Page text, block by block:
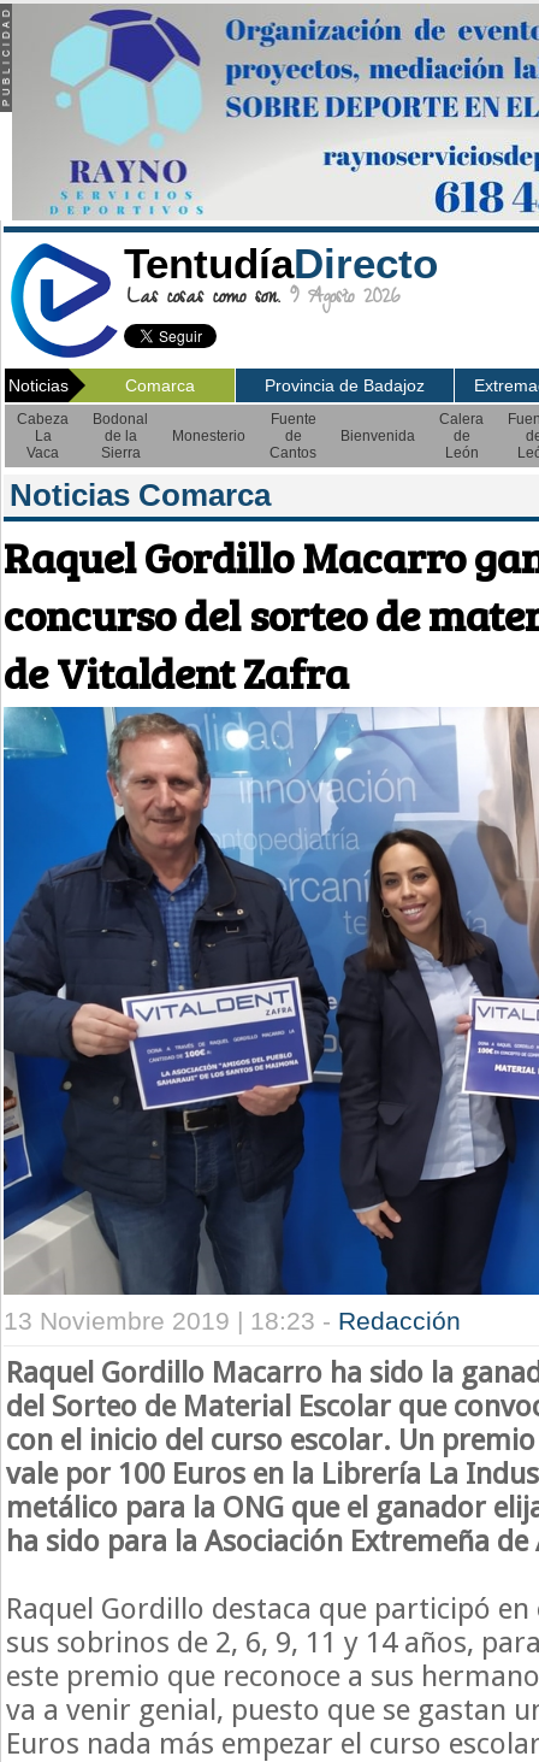
TentudíaDirecto
Las cosas como son. 9 Agosto 2026
Noticias Comarca Provincia de Badajoz
Cabeza
La
Vaca
Bodonal
de la
Sierra
Monesterio
Fuente
de
Cantos
Bienvenida
Calera
de
León
Noticias Comarca
Raquel Gordillo Macarro
concurso del sorteo de
de Vitaldent Zafra
13 Noviembre 2019 | 18:23 - Redacción
Raquel Gordillo Macarro ha sido la
del Sorteo de Material Escolar que
con el inicio del curso escolar. Un
vale por 100 Euros en la Librería La
metálico para la ONG que el ganador
ha sido para la Asociación Extremeña de
Raquel Gordillo destaca que participó
sus sobrinos de 2, 6, 9, 11 y 14 años,
este premio que reconoce a sus
va a venir genial, puesto que se gastan
Euros nada más empezar el curso